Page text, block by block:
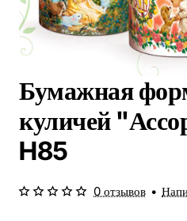
Бумажная
куличей
H85
0 отзывов •